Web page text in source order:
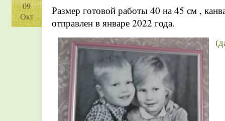
09
Окт
Размер готовой работы 40 на 45 см ,
отправлен в январе 2022 года.